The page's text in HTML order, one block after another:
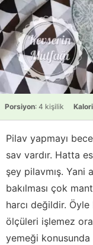
Porsiyon: 4 kişilik Kalori
Pilav yapmayı
sav vardır. Hatta
şey pilavmış. Yani
bakılması çok
harcı değildir.
ölçüleri işlemez
yemeği